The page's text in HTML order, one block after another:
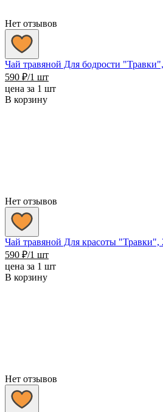
Нет отзывов
Чай травяной Для бодрости
590 ₽/1 шт
цена за 1 шт
В корзину
Нет отзывов
Чай травяной Для красоты "Травки",
590 ₽/1 шт
цена за 1 шт
В корзину
Нет отзывов